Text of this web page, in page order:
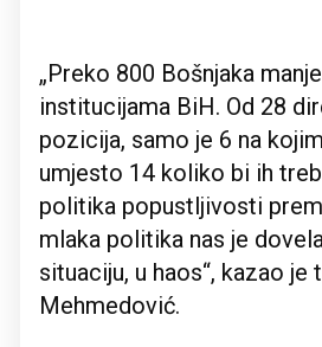
„Preko 800 Bošnjaka
institucijama BiH. Od 28
pozicija, samo je 6 na
umjesto 14 koliko bi ih
politika popustljivosti
mlaka politika nas je
situaciju, u haos“, kazao je
Mehmedović.